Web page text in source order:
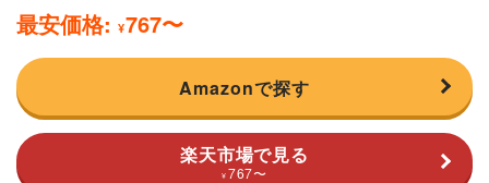
最安価格: ¥767〜
Amazonで探す
楽天市場で見る
¥ 767〜